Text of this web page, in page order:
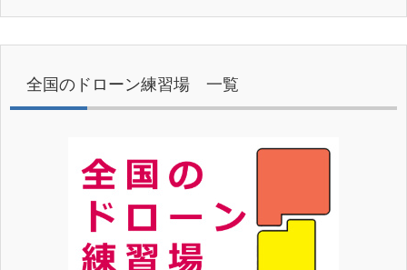
全国のドローン練習場 一覧